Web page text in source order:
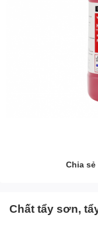
Chia sẻ
Chất tẩy sơn,